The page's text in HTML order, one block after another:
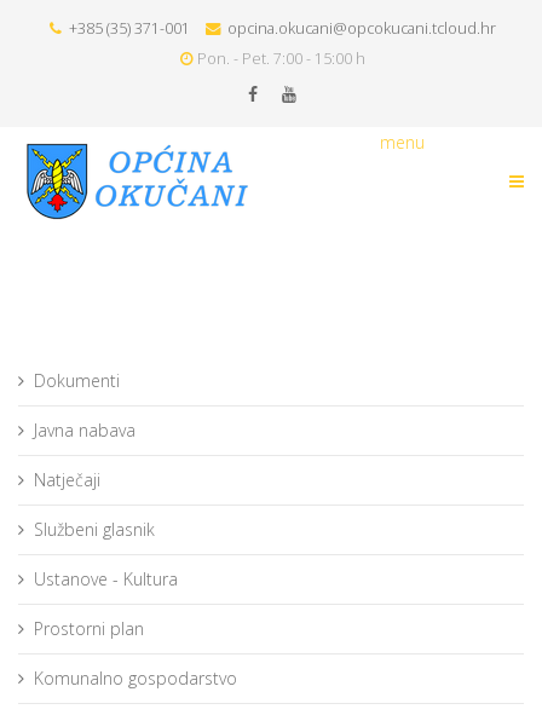
+385 (35) 371-001
opcina.okucani@opcokucani.tcloud.hr
Pon. - Pet. 7:00 - 15:00 h
menu
Dokumenti
Javna nabava
Natječaji
Službeni glasnik
Ustanove - Kultura
Prostorni plan
Komunalno gospodarstvo